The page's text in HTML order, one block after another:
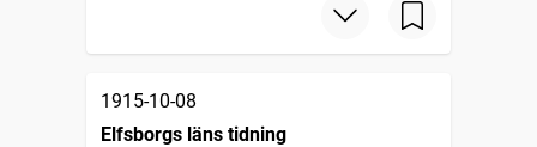
1915-10-08
Elfsborgs läns tidning